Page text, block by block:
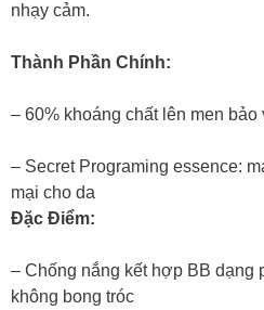
nhạy cảm.
Thành Phần Chính:
– 60% khoáng chất lên men
– Secret Programing essence:
mại cho da
Đặc Điểm:
– Chống nắng kết hợp BB dạng
không bong tróc